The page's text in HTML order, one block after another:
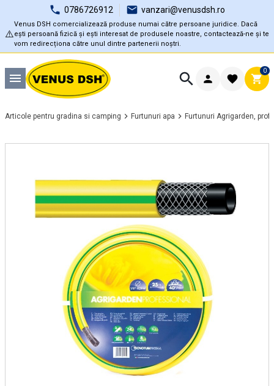
0786726912 vanzari@venusdsh.ro
⚠️
Venus DSH comercializează produse numai către persoane juridice. Dacă
ești persoană fizică și ești interesat de produsele noastre, contactează-ne și te
vom redirecționa către unul dintre partenerii noștri.
0
Articole pentru gradina si camping Furtunuri apa Furtunuri Agrigarden,